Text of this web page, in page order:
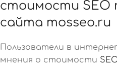
стоимости SEO
сайта mosseo.ru
Пользователи в
мнения о стоимости